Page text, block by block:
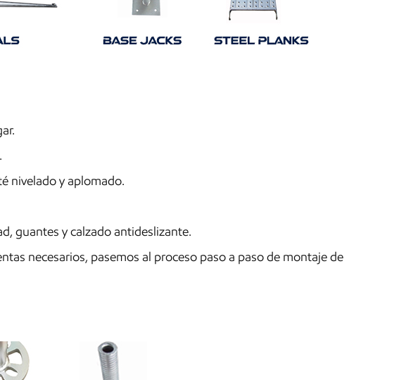
nivelado y aplomado.
guantes y calzado antideslizante.
necesarios, pasemos al proceso paso a paso de montaje de